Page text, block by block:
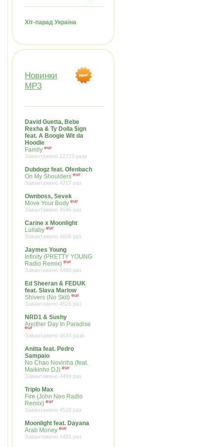
Хіт-парад Україна
Новинки
MP3
David Guetta, Bebe
Rexha & Ty Dolla $ign
feat. A Boogie Wit da
Hoodie
Family eur
Завантажено 22723 рази
Dubdogz feat. Ofenbach
On My Shoulders eur
Завантажено 4717 раз
Ownboss, Sevek
Move Your Body eur
Завантажено 4646 раз
Carine x Moonlight
Lullaby eur
Завантажено 4606 раз
Jaymes Young
Infinity (PRETTY YOUNG
Radio Remix) eur
Завантажено 4490 раз
Ed Sheeran & FEDUK
feat. Slava Marlow
Shivers (No Skit) eur
Завантажено 4526 раз
NRD1 & Sushy
Another Day In Paradise
eur
Завантажено 4644 рази
Anitta feat. Pedro
Sampaio
No Chao Novinha (feat.
Maikinho DJ) eur
Завантажено 4499 раз
Triplo Max
Fire (John Neo Radio
Remix) eur
Завантажено 4528 раз
Moonlight feat. Dayana
Arab Money eur
Завантажено 4491 раз